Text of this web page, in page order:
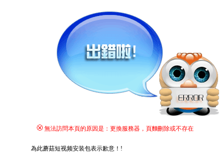
無法訪問本頁的原因是：更換服務器，頁麵刪除或不存在
為此蘑菇短视频安装包表示歉意！ !